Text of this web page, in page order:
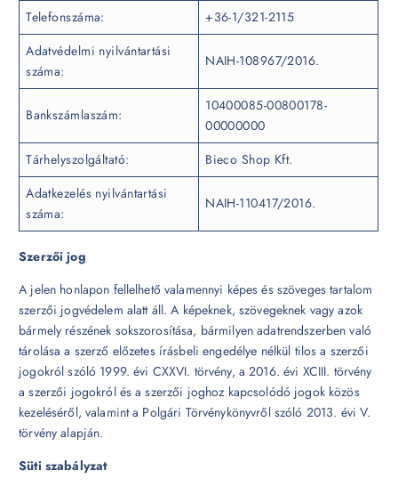
Telefonszáma:
+36-1/321-2115
Adatvédelmi nyilvántartási
száma:
NAIH-108967/2016.
Bankszámlaszám:
10400085-00800178-
00000000
Tárhelyszolgáltató:
Bieco Shop Kft.
Adatkezelés nyilvántartási
száma:
NAIH-110417/2016.
Szerzői jog
A jelen honlapon fellelhető valamennyi képes és szöveges tartalom
szerzői jogvédelem alatt áll. A képeknek, szövegeknek vagy azok
bármely részének sokszorosítása, bármilyen adatrendszerben való
tárolása a szerző előzetes írásbeli engedélye nélkül tilos a szerzői
jogokról szóló 1999. évi CXXVI. törvény, a 2016. évi XCIII. törvény
a szerzői jogokról és a szerzői joghoz kapcsolódó jogok közös
kezeléséről, valamint a Polgári Törvénykönyvről szóló 2013. évi V.
törvény alapján.
Süti szabályzat